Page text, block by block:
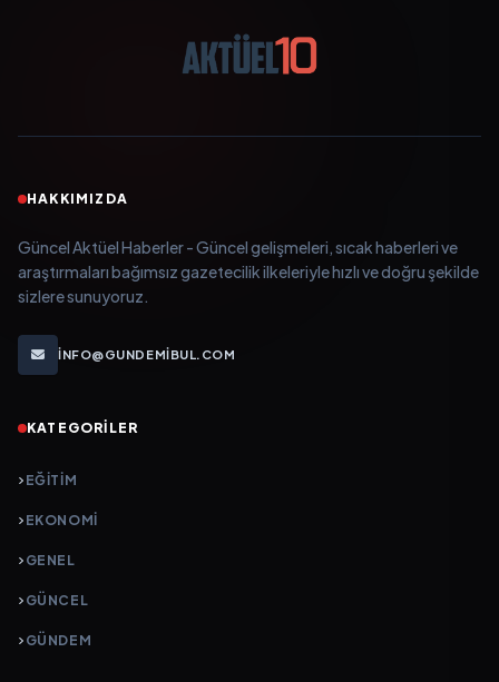
HAKKIMIZDA
Güncel Aktüel Haberler - Güncel gelişmeleri, sıcak haberleri ve
araştırmaları bağımsız gazetecilik ilkeleriyle hızlı ve doğru şekilde
sizlere sunuyoruz.
INFO@GUNDEMIBUL.COM
KATEGORILER
EĞITIM
EKONOMI
GENEL
GÜNCEL
GÜNDEM